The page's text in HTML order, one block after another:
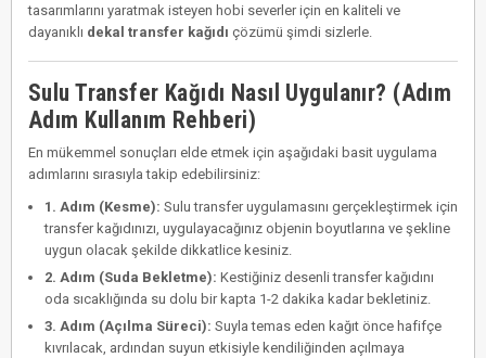
tasarımlarını yaratmak isteyen hobi severler için en kaliteli ve
dayanıklı dekal transfer kağıdı çözümü şimdi sizlerle.
Sulu Transfer Kağıdı Nasıl Uygulanır? (Adım
Adım Kullanım Rehberi)
En mükemmel sonuçları elde etmek için aşağıdaki basit uygulama
adımlarını sırasıyla takip edebilirsiniz:
1. Adım (Kesme): Sulu transfer uygulamasını gerçekleştirmek için
transfer kağıdınızı, uygulayacağınız objenin boyutlarına ve şekline
uygun olacak şekilde dikkatlice kesiniz.
2. Adım (Suda Bekletme): Kestiğiniz desenli transfer kağıdını
oda sıcaklığında su dolu bir kapta 1-2 dakika kadar bekletiniz.
3. Adım (Açılma Süreci): Suyla temas eden kağıt önce hafifçe
kıvrılacak, ardından suyun etkisiyle kendiliğinden açılmaya